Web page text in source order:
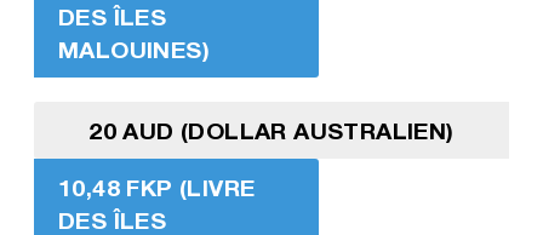
DES ÎLES
MALOUINES)
20 AUD (DOLLAR AUSTRALIEN)
10,48 FKP (LIVRE
DES ÎLES